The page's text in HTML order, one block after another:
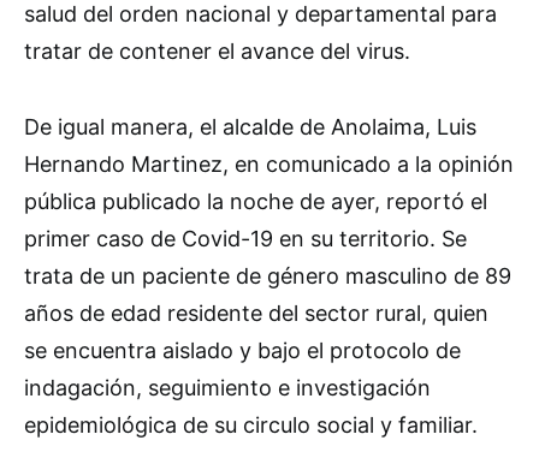
salud del orden nacional y departamental para
tratar de contener el avance del virus.
De igual manera, el alcalde de Anolaima, Luis
Hernando Martinez, en comunicado a la opinión
pública publicado la noche de ayer, reportó el
primer caso de Covid-19 en su territorio. Se
trata de un paciente de género masculino de 89
años de edad residente del sector rural, quien
se encuentra aislado y bajo el protocolo de
indagación, seguimiento e investigación
epidemiológica de su circulo social y familiar.